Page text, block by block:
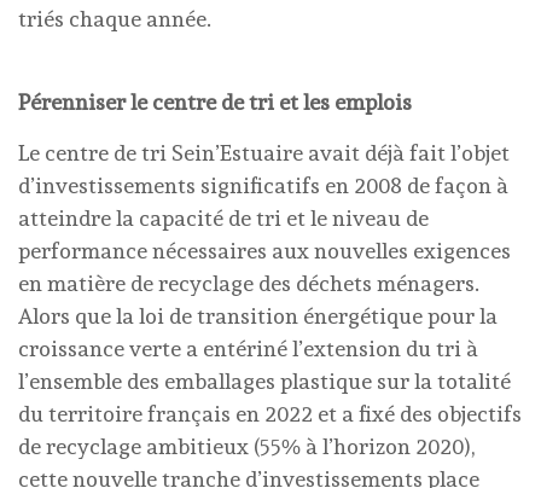
triés chaque année.
Pérenniser le centre de tri et les emplois
Le centre de tri Sein’Estuaire avait déjà fait l’objet
d’investissements significatifs en 2008 de façon à
atteindre la capacité de tri et le niveau de
performance nécessaires aux nouvelles exigences
en matière de recyclage des déchets ménagers.
Alors que la loi de transition énergétique pour la
croissance verte a entériné l’extension du tri à
l’ensemble des emballages plastique sur la totalité
du territoire français en 2022 et a fixé des objectifs
de recyclage ambitieux (55% à l’horizon 2020),
cette nouvelle tranche d’investissements place